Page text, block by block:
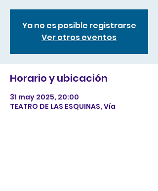
Ya no es posible registrarse
Ver otros eventos
Horario y ubicación
31 may 2025, 20:00
TEATRO DE LAS ESQUINAS, Vía